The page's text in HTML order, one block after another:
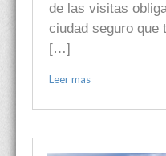
de las visitas
ciudad seguro que
[…]
Leer mas